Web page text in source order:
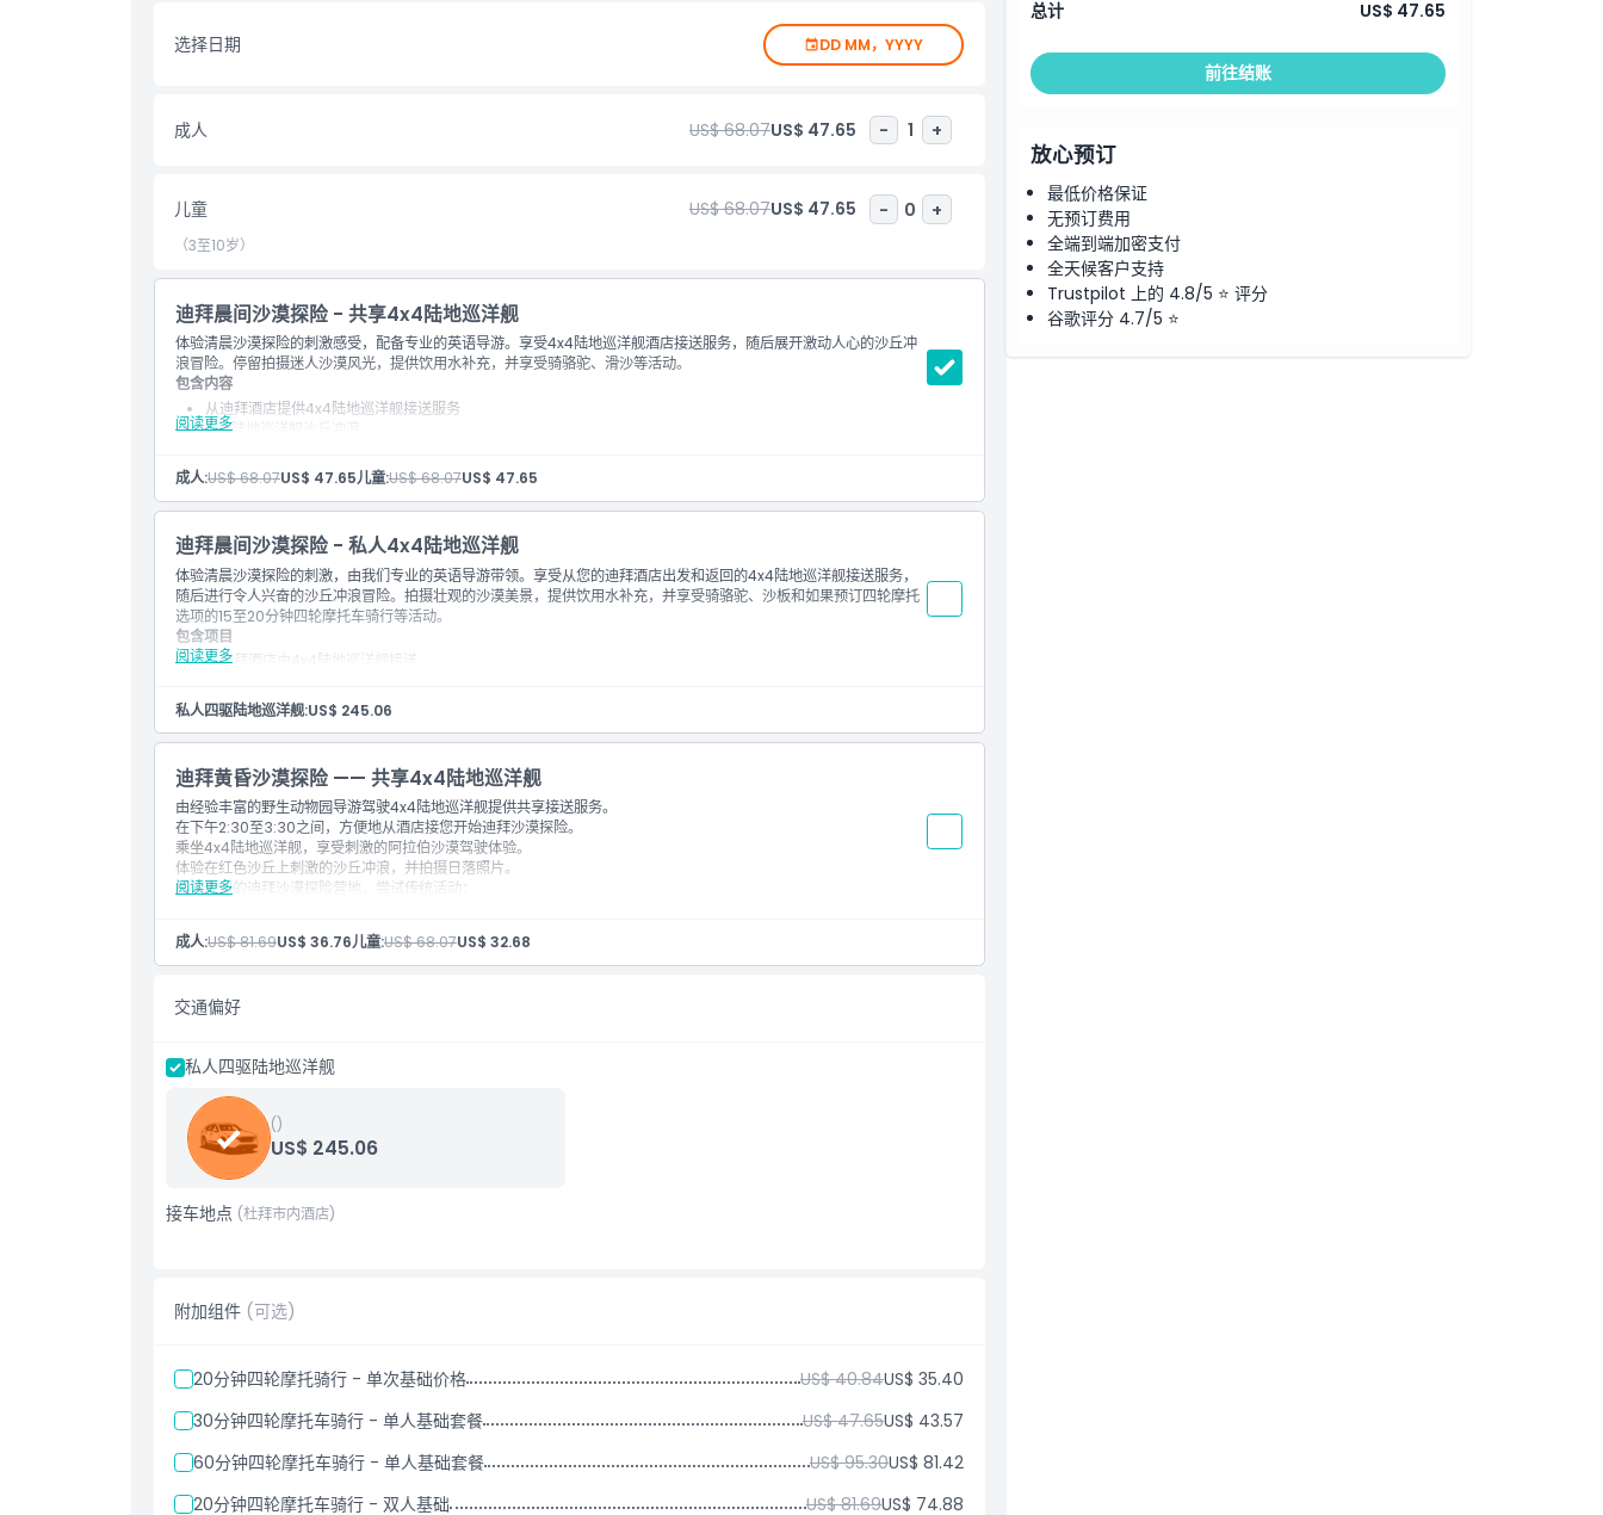
取消政策
选择日期 DD MM，YYYY
成人 US$ 68.07US$ 47.65 - 1 +
儿童 US$ 68.07US$ 47.65 - 0 +
（3至10岁）
迪拜晨间沙漠探险 - 共享4x4陆地巡洋舰
体验清晨沙漠探险的刺激感受，配备专业的英语导游。享受4x4陆地巡洋舰酒店接送服务，随后展开激动人心的沙丘冲
浪冒险。停留拍摄迷人沙漠风光，提供饮用水补充，并享受骑骆驼、滑沙等活动。
阅读更多
包含内容
从迪拜酒店提供4x4陆地巡洋舰接送服务
4x4陆地巡洋舰沙丘冲浪
沙漠拍照停留
饮用水
骑骆驼
注意事项
注意：共享陆地巡洋舰预订需至少4位客人，私人包车无最低人数要求。
成人:US$ 68.07US$ 47.65儿童:US$ 68.07US$ 47.65
迪拜晨间沙漠探险 - 私人4x4陆地巡洋舰
体验清晨沙漠探险的刺激，由我们专业的英语导游带领。享受从您的迪拜酒店出发和返回的4x4陆地巡洋舰接送服务，
随后进行令人兴奋的沙丘冲浪冒险。拍摄壮观的沙漠美景，提供饮用水补充，并享受骑骆驼、沙板和如果预订四轮摩托
选项的15至20分钟四轮摩托车骑行等活动。
阅读更多
包含项目
从迪拜酒店由4x4陆地巡洋舰接送
体验英语导游的沙漠探险
沙漠摄影停车点
饮用水
骑骆驼
沙板
注意事项
注意：最多容纳6位乘客
私人四驱陆地巡洋舰:US$ 245.06
迪拜黄昏沙漠探险 —— 共享4x4陆地巡洋舰
由经验丰富的野生动物园导游驾驶4x4陆地巡洋舰提供共享接送服务。
在下午2:30至3:30之间，方便地从酒店接您开始迪拜沙漠探险。
乘坐4x4陆地巡洋舰，享受刺激的阿拉伯沙漠驾驶体验。
体验在红色沙丘上刺激的沙丘冲浪，并拍摄日落照片。
抵达我们的迪拜沙漠探险营地，尝试传统活动：
享用包含素食和非素食选项的烧烤自助晚餐。
无限量供应水、茶、咖啡和软饮料。
观看现场娱乐表演，包括：Tanoura舞蹈、肚皮舞和火舞表演。
可根据要求体验沙板滑沙，增加乐趣。
阅读更多
包含项目
从迪拜酒店出发，乘坐4x4陆地巡洋舰接送服务
4x4陆地巡洋舰沙丘冲浪
体验英语导游的野生动物园导览
沙漠摄影停留
供应饮用水
沙板滑沙
成人:US$ 81.69US$ 36.76儿童:US$ 68.07US$ 32.68
交通偏好
私人四驱陆地巡洋舰
()
US$ 245.06
接车地点 (杜拜市内酒店)
附加组件 (可选)
20分钟四轮摩托骑行 - 单次基础价格 US$ 40.84US$ 35.40
30分钟四轮摩托车骑行 - 单人基础套餐
US$ 47.65US$ 43.57
60分钟四轮摩托车骑行 - 单人基础套餐
US$ 95.30US$ 81.42
20分钟四轮摩托车骑行 - 双人基础
US$ 81.69US$ 74.88
总计 US$ 47.65
前往结账
放心预订
最低价格保证
无预订费用
全端到端加密支付
全天候客户支持
Trustpilot 上的 4.8/5 ⭐ 评分
谷歌评分 4.7/5 ⭐